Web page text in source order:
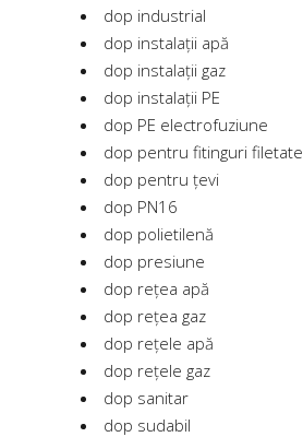
dop industrial
dop instalații apă
dop instalații gaz
dop instalații PE
dop PE electrofuziune
dop pentru fitinguri filetate
dop pentru țevi
dop PN16
dop polietilenă
dop presiune
dop rețea apă
dop rețea gaz
dop rețele apă
dop rețele gaz
dop sanitar
dop sudabil